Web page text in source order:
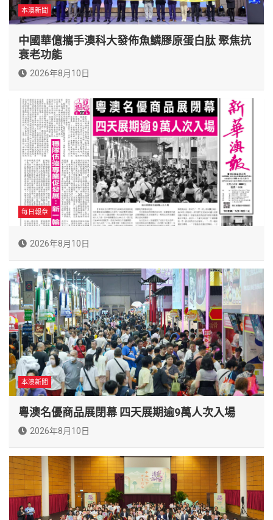
本澳新聞
中國華億攜手澳科大發佈魚鱗膠原蛋白肽 聚焦抗
衰老功能
2026年8月10日
每日報章
2026年8月10日
本澳新聞
粵澳名優商品展閉幕 四天展期逾9萬人次入場
2026年8月10日